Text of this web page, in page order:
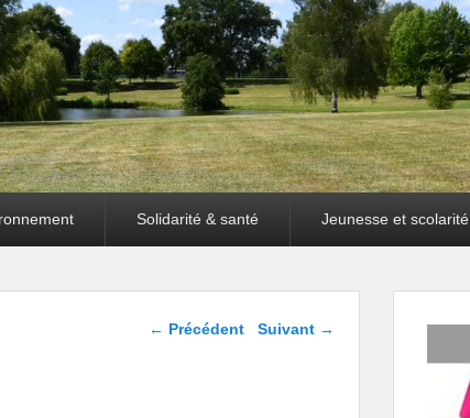
Solidarité & santé Jeunesse et scolarité
Navigation dans les
← Précédent Suivant →